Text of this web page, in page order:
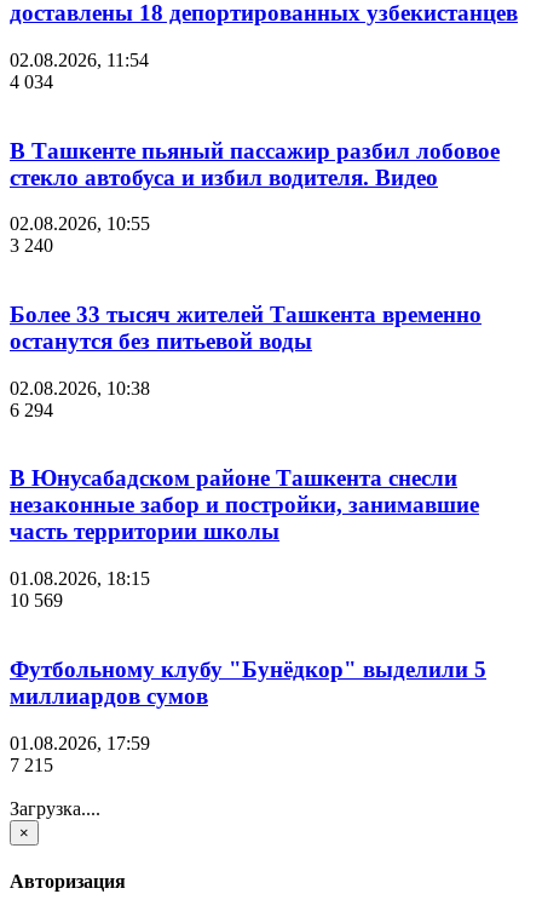
доставлены 18 депортированных узбекистанцев
02.08.2026, 11:54
4 034
В Ташкенте пьяный пассажир разбил лобовое
стекло автобуса и избил водителя. Видео
02.08.2026, 10:55
3 240
Более 33 тысяч жителей Ташкента временно
останутся без питьевой воды
02.08.2026, 10:38
6 294
В Юнусабадском районе Ташкента снесли
незаконные забор и постройки, занимавшие
часть территории школы
01.08.2026, 18:15
10 569
Футбольному клубу "Бунёдкор" выделили 5
миллиардов сумов
01.08.2026, 17:59
7 215
Загрузка....
×
Авторизация